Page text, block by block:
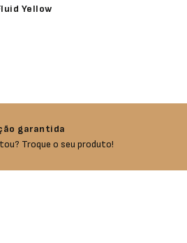
Yellow
garantida
Troque o seu produto!